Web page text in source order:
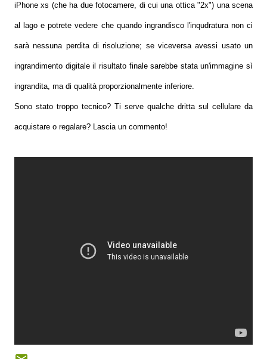
iPhone xs (che ha due fotocamere, di cui una ottica "2x") una scena
al lago e potrete vedere che quando ingrandisco l'inqudratura non ci
sarà nessuna perdita di risoluzione; se viceversa avessi usato un
ingrandimento digitale il risultato finale sarebbe stata un'immagine sì
ingrandita, ma di qualità proporzionalmente inferiore.
Sono stato troppo tecnico? Ti serve qualche dritta sul cellulare da
acquistare o regalare? Lascia un commento!